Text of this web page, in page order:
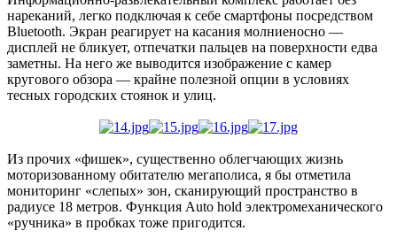
нареканий, легко подключая к себе смартфоны посредством
Bluetooth. Экран реагирует на касания молниеносно —
дисплей не бликует, отпечатки пальцев на поверхности едва
заметны. На него же выводится изображение с камер
кругового обзора — крайне полезной опции в условиях
тесных городских стоянок и улиц.
Из прочих «фишек», существенно облегчающих жизнь
моторизованному обитателю мегаполиса, я бы отметила
мониторинг «слепых» зон, сканирующий пространство в
радиусе 18 метров. Функция Auto hold электромеханического
«ручника» в пробках тоже пригодится.